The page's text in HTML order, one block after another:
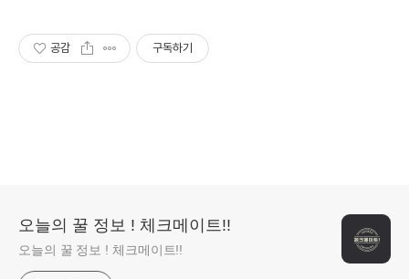
공감 구독하기
오늘의 꿀 정보 ! 체크메이트!!
오늘의 꿀 정보 ! 체크메이트!!